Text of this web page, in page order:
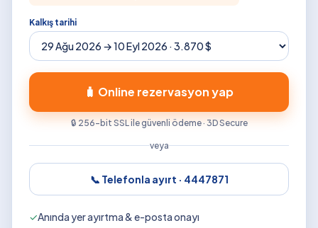
Kalkış tarihi
🧳 Online rezervasyon yap
🔒 256-bit SSL ile güvenli ödeme · 3D Secure
veya
📞 Telefonla ayırt · 4447871
✓Anında yer ayırtma & e-posta onayı